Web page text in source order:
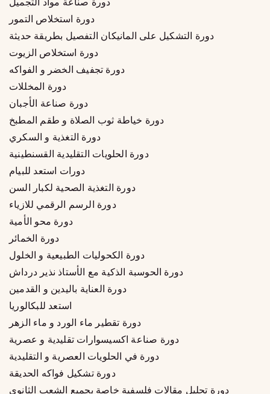
دورة استخلاص التمور
دورة التشكيل على المانيكان التفصيل بطريقة حديثة
دورة استخلاص الزيوت
دورة تجفيف الخضر و الفواكه
دورة المخللات
دورة صناعة الأجبان
دورة خياطة ثوب الصلاة و طقم المطبخ
دورة التغذية و السكري
دورة الحلويات التقليدية القسنطينية
دورات استعد للبيام
دورة التغذية الصحية لكبار السن
دورة الرسم الرقمي للازياء
دورة محو الأمية
دورة الخمائر
دورة الكحوليات الطبيعية و الخلول
دورة الحوسبة الذكية مع الأستاذ نذير درداش
دورة العناية باليدين و القدمين
استعد للبكالوريا
دورة تقطير ماء الورد و ماء الزهر
دورة صناعة اكسيسوارات تقليدية و عصرية
دورة في الحلويات العصرية و التقليدية
دورة تشكيل فواكه الحديقة
دورة تحليل مقالات فلسفية خاصة بجميع الشعب الثانوي